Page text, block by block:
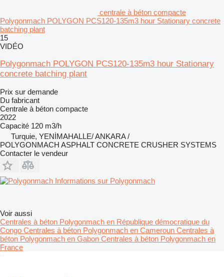
centrale à béton compacte
Polygonmach POLYGON PCS120-135m3 hour Stationary concrete
batching plant
15
VIDÉO
Polygonmach POLYGON PCS120-135m3 hour Stationary
concrete batching plant
Prix sur demande
Du fabricant
Centrale à béton compacte
2022
Capacité 120 m3/h
Turquie, YENİMAHALLE/ ANKARA /
POLYGONMACH ASPHALT CONCRETE CRUSHER SYSTEMS
Contacter le vendeur
Informations sur Polygonmach
Voir aussi
Centrales à béton Polygonmach en République démocratique du
Congo Centrales à béton Polygonmach en Cameroun Centrales à
béton Polygonmach en Gabon Centrales à béton Polygonmach en
France